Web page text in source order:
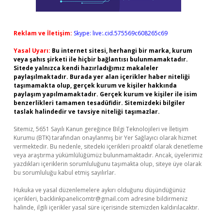
Reklam ve İletişim: Skype: live:.cid.575569c608265c69
Yasal Uyarı: Bu internet sitesi, herhangi bir marka, kurum
veya şahıs şirketi ile hiçbir bağlantısı bulunmamaktadır.
Sitede yalnızca kendi hazırladığımız makaleler
paylaşılmaktadır. Burada yer alan içerikler haber niteliği
taşımamakta olup, gerçek kurum ve kişiler hakkında
paylaşım yapılmamaktadır. Gerçek kurum ve kişiler ile isim
benzerlikleri tamamen tesadüfidir. Sitemizdeki bilgiler
taslak halindedir ve tavsiye niteliği taşımazlar.
Sitemiz, 5651 Sayılı Kanun gereğince Bilgi Teknolojileri ve İletişim
Kurumu (BTK) tarafından onaylanmış bir Yer Sağlayıcı olarak hizmet
vermektedir. Bu nedenle, sitedeki içerikleri proaktif olarak denetleme
veya araştırma yükümlülüğümüz bulunmamaktadır. Ancak, üyelerimiz
yazdıkları içeriklerin sorumluluğunu taşımakta olup, siteye üye olarak
bu sorumluluğu kabul etmiş sayılırlar.
Hukuka ve yasal düzenlemelere aykırı olduğunu düşündüğünüz
içerikleri, backlinkpanelicomtr@gmail.com adresine bildirmeniz
halinde, ilgili içerikler yasal süre içerisinde sitemizden kaldırılacaktır.